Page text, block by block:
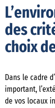
des
choix
Dans le cadre
important,
de vos locaux